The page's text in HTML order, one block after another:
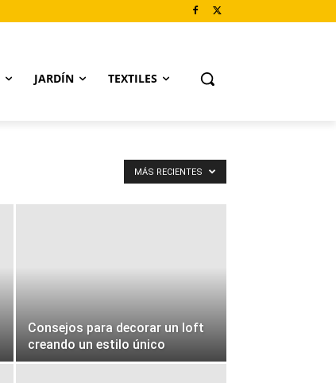
JARDÍN TEXTILES
MÁS RECIENTES
Consejos para decorar un loft
creando un estilo único